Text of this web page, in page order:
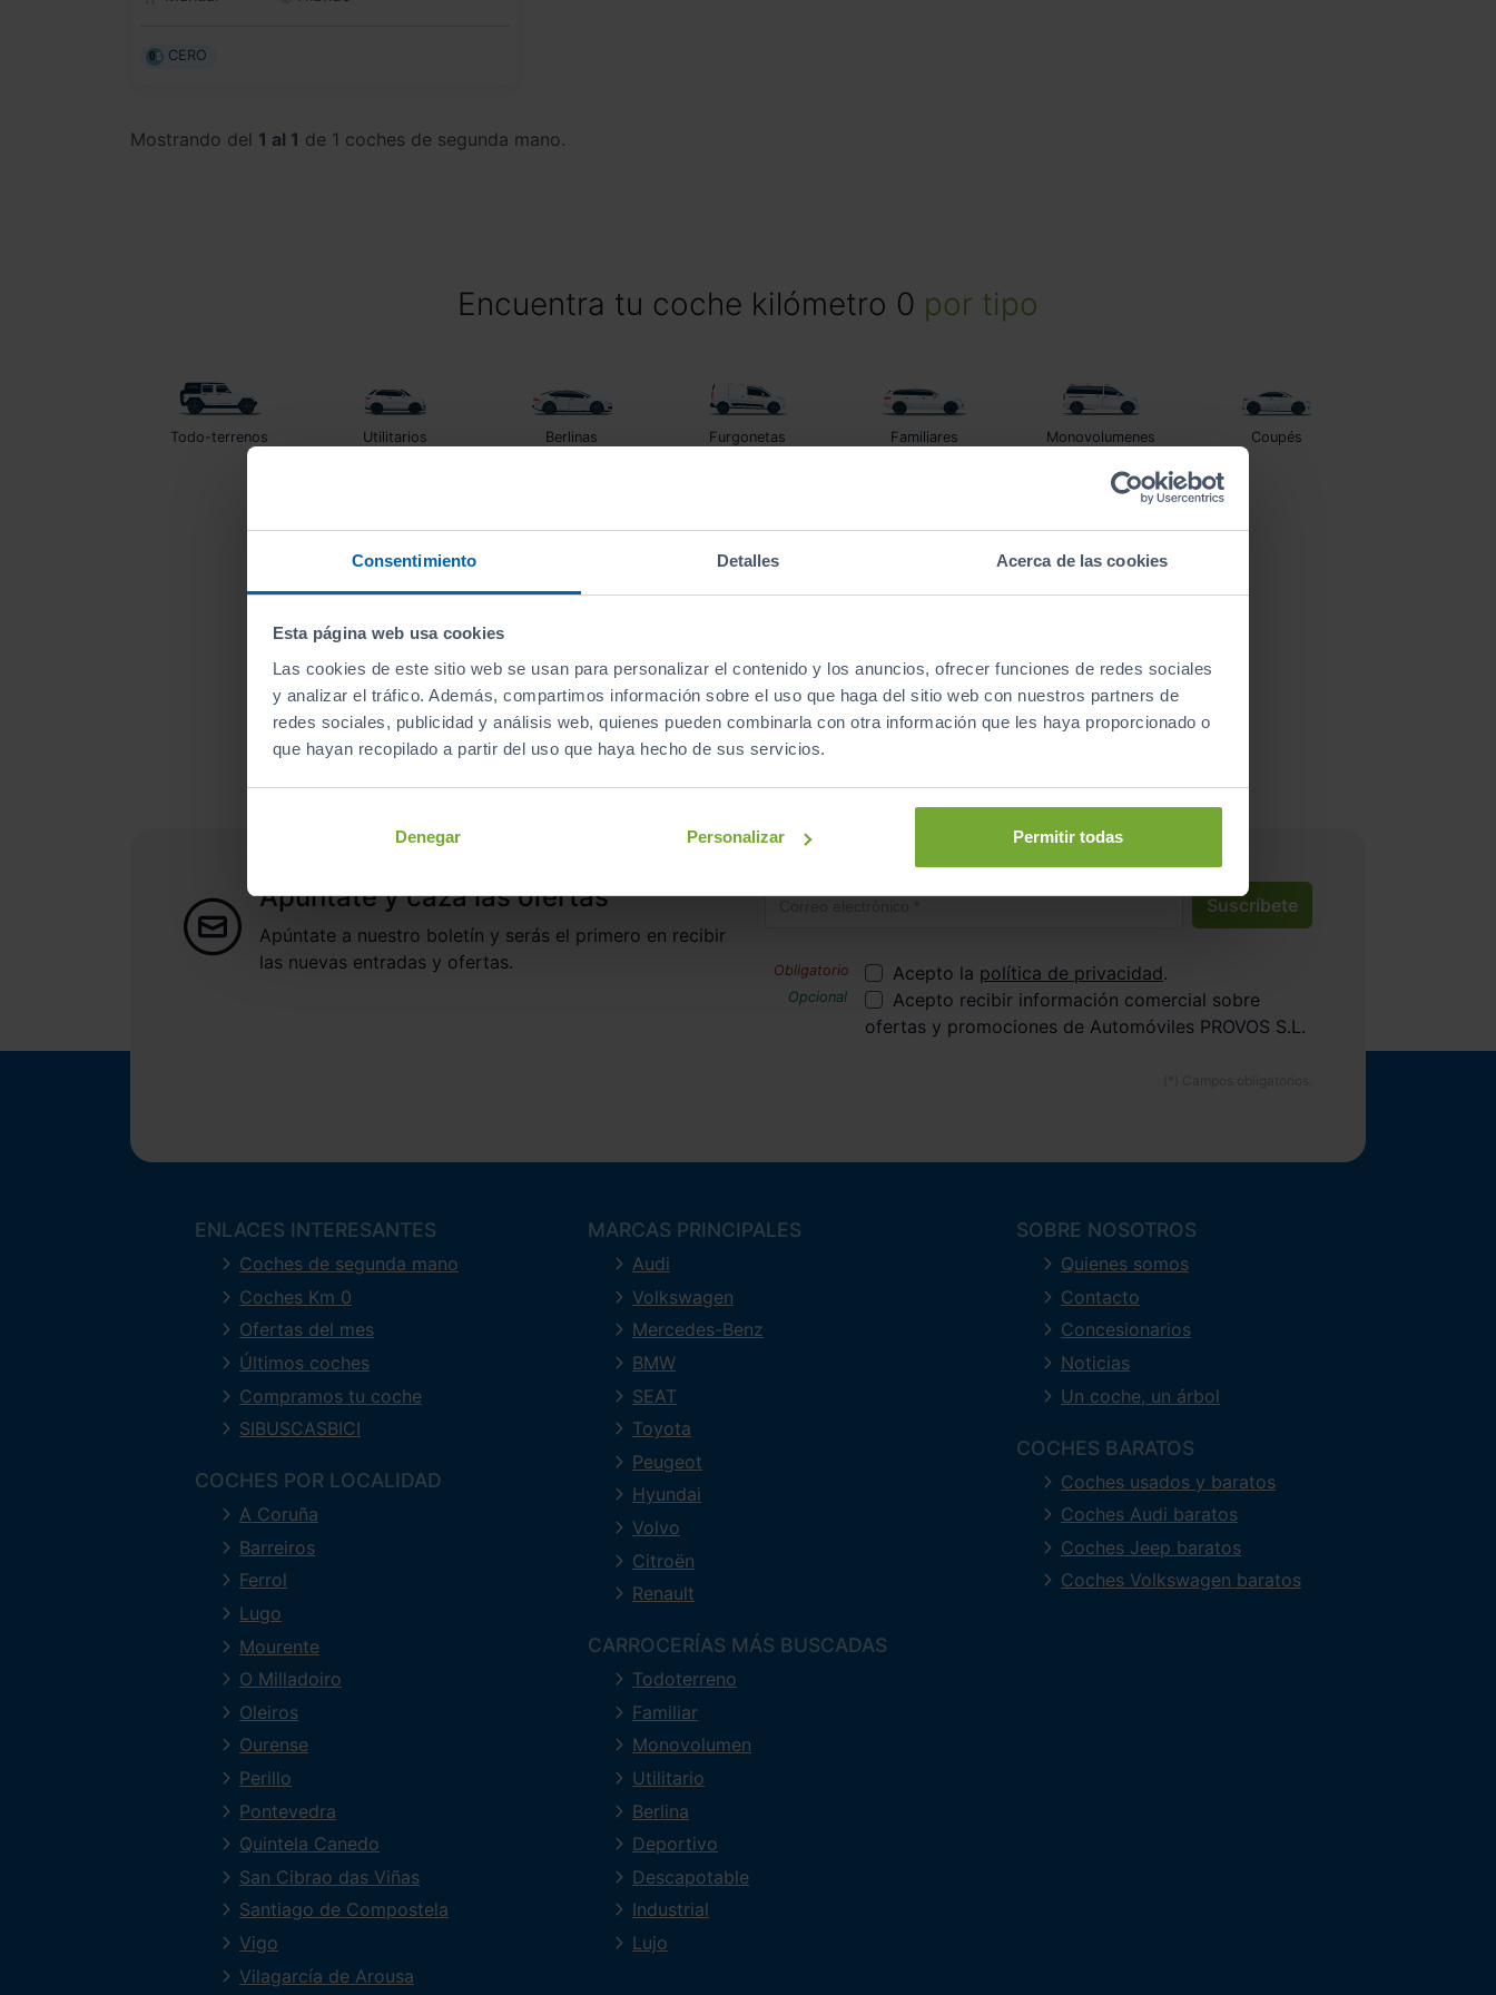
Consentimiento Detalles Acerca de las cookies
Esta página web usa cookies
Las cookies de este sitio web se usan para personalizar el contenido y los anuncios, ofrecer funciones de redes sociales
y analizar el tráfico. Además, compartimos información sobre el uso que haga del sitio web con nuestros partners de
redes sociales, publicidad y análisis web, quienes pueden combinarla con otra información que les haya proporcionado o
que hayan recopilado a partir del uso que haya hecho de sus servicios.
Denegar Personalizar Permitir todas
CERO
Mostrando del 1 al 1 de 1 coches de segunda mano.
Encuentra tu coche kilómetro 0 por tipo
Todo-terrenos Utilitarios Berlinas Furgonetas Familiares Monovolumenes Coupés
Descapotables Eléctrico automático
¿A qué esperas para unirte al club de Sibuscascoche?¡Ya somos más de 6.000 conductores satisfechos!
Apúntate y caza las ofertas
Apúntate a nuestro boletín y serás el primero en recibir
las nuevas entradas y ofertas.
Suscríbete
Acepto la política de privacidad.
Acepto recibir información comercial sobre
ofertas y promociones de Automóviles PROVOS S.L.
ENLACES INTERESANTES
Coches de segunda mano
Coches Km 0
Ofertas del mes
Últimos coches
Compramos tu coche
SIBUSCASBICI
COCHES POR LOCALIDAD
A Coruña
Barreiros
Ferrol
Lugo
Mourente
O Milladoiro
Oleiros
Ourense
Perillo
Pontevedra
Quintela Canedo
San Cibrao das Viñas
Santiago de Compostela
Vigo
Vilagarcía de Arousa
MARCAS PRINCIPALES
Audi
Volkswagen
Mercedes-Benz
BMW
SEAT
Toyota
Peugeot
Hyundai
Volvo
Citroën
Renault
CARROCERÍAS MÁS BUSCADAS
Todoterreno
Familiar
Monovolumen
Utilitario
Berlina
Deportivo
Descapotable
Industrial
Lujo
SOBRE NOSOTROS
Quienes somos
Contacto
Concesionarios
Noticias
Un coche, un árbol
COCHES BARATOS
Coches usados y baratos
Coches Audi baratos
Coches Jeep baratos
Coches Volkswagen baratos